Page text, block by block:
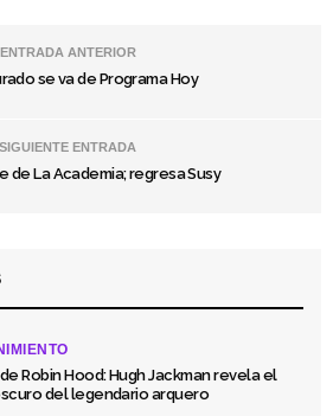
ENTRADA ANTERIOR
se va de Programa Hoy
SIGUIENTE ENTRADA
de La Academia; regresa Susy
Robin Hood: Hugh Jackman revela el
del legendario arquero